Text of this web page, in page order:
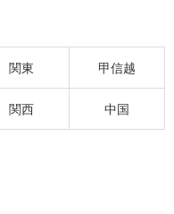
関東 甲信越
関西 中国